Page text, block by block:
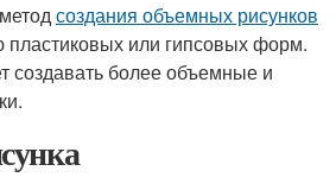
создания объемных рисунков
или гипсовых форм.
создавать более объемные и